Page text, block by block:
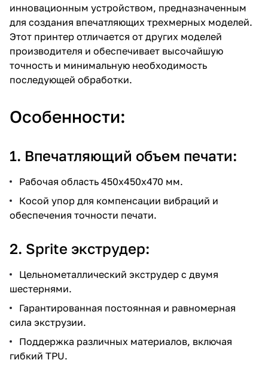
инновационным устройством, предназначенным
для создания впечатляющих трехмерных моделей.
Этот принтер отличается от других моделей
производителя и обеспечивает высочайшую
точность и минимальную необходимость
последующей обработки.
Особенности:
1. Впечатляющий объем печати:
Рабочая область 450x450x470 мм.
Косой упор для компенсации вибраций и
обеспечения точности печати.
2. Sprite экструдер:
Цельнометаллический экструдер с двумя
шестернями.
Гарантированная постоянная и равномерная
сила экструзии.
Поддержка различных материалов, включая
гибкий TPU.